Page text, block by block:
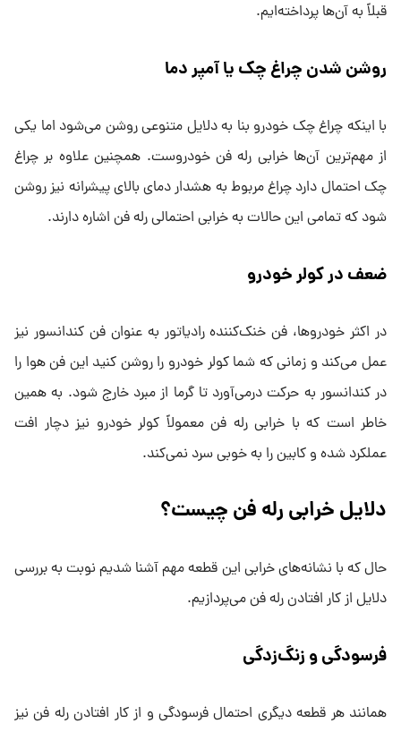
قبلاً به آن‌ها پرداخته‌ایم.
روشن شدن چراغ چک یا آمپر دما
با اینکه چراغ چک خودرو بنا به دلایل متنوعی روشن می‌شود اما یکی
از مهم‌ترین آن‌ها خرابی رله فن خودروست. همچنین علاوه بر چراغ
چک احتمال دارد چراغ مربوط به هشدار دمای بالای پیشرانه نیز روشن
شود که تمامی این حالات به خرابی احتمالی رله فن اشاره دارند.
ضعف در کولر خودرو
در اکثر خودروها، فن خنک‌کننده رادیاتور به عنوان فن کندانسور نیز
عمل می‌کند و زمانی که شما کولر خودرو را روشن کنید این فن هوا را
در کندانسور به حرکت درمی‌آورد تا گرما از مبرد خارج شود. به همین
خاطر است که با خرابی رله فن معمولاً کولر خودرو نیز دچار افت
عملکرد شده و کابین را به خوبی سرد نمی‌کند.
دلایل خرابی رله فن چیست؟
حال که با نشانه‌های خرابی این قطعه مهم آشنا شدیم نوبت به بررسی
دلایل از کار افتادن رله فن می‌پردازیم.
فرسودگی و زنگ‌زدگی
همانند هر قطعه دیگری احتمال فرسودگی و از کار افتادن رله فن نیز